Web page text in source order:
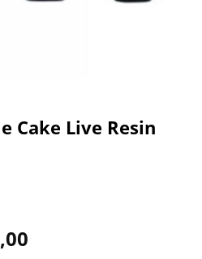
Cake Live Resin